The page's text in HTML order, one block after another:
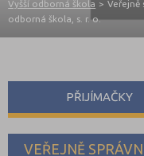
Vyšší odborná škola > Veřejně
odborná škola, s. r. o.
VEŘEJNĚ
PŘIJÍMAČKY